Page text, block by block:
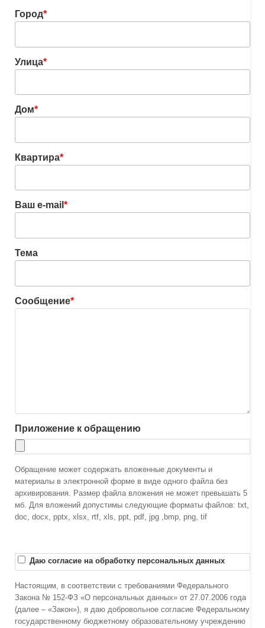
Город*
Улица*
Дом*
Квартира*
Ваш e-mail *
Тема
Сообщение*
Приложение к обращению
Обращение может содержать вложенные документы и
материалы в электронной форме в виде одного файла без
архивирования. Размер файла вложения не может превышать 5
мб. Для вложений допустимы следующие форматы файлов: txt,
doc, docx, pptx, xlsx, rtf, xls, ppt, pdf, jpg ,bmp, png, tif
Даю согласие на обработку персональных данных
Настоящим, в соответствии с требованиями Федерального
Закона № 152-ФЗ «О персональных данных» от 27.07.2006 года
(далее – «Закон»), я даю добровольное согласие Федеральному
государственному бюджетному образовательному учреждению